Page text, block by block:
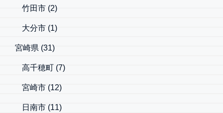
竹田市 (2)
大分市 (1)
宮崎県 (31)
高千穂町 (7)
宮崎市 (12)
日南市 (11)